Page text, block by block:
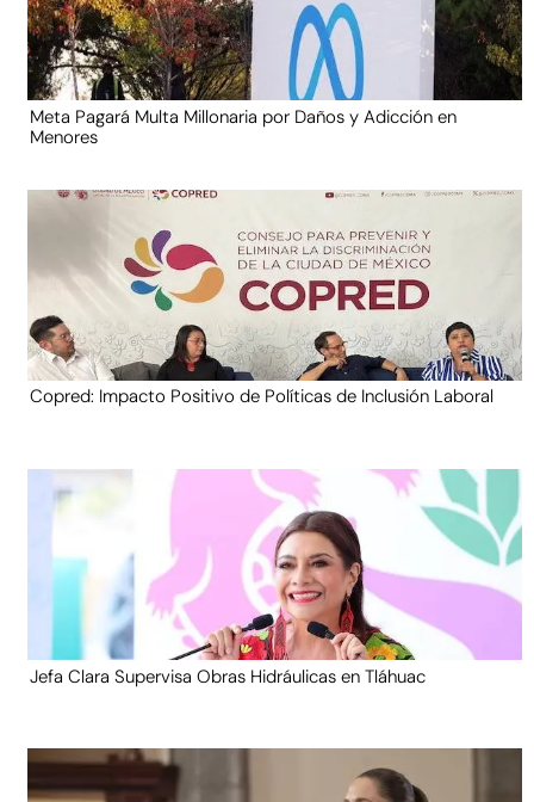
Meta Pagará Multa Millonaria por Daños y Adicción en
Menores
Copred: Impacto Positivo de Políticas de Inclusión Laboral
Jefa Clara Supervisa Obras Hidráulicas en Tláhuac